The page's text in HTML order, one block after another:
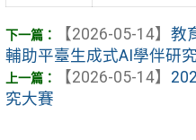
【2026-05-14】 教
輔助平臺生成式AI學伴研
【2026-05-14】
究大賽